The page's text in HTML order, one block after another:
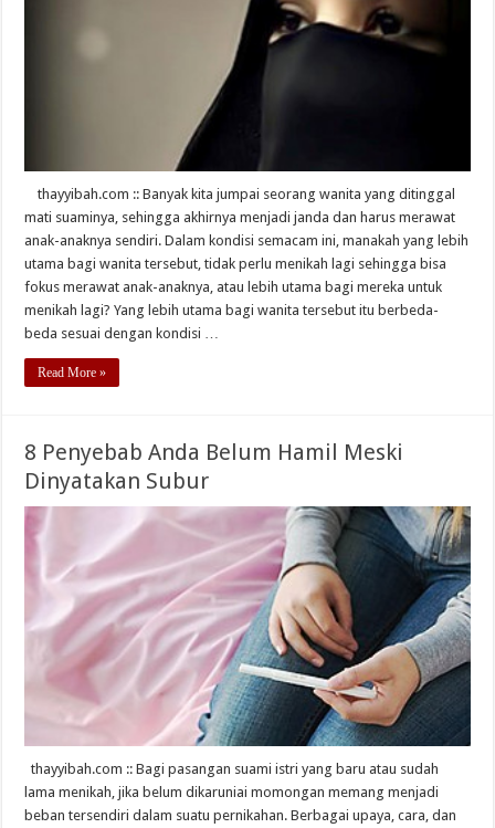
thayyibah.com :: Banyak kita jumpai seorang wanita yang ditinggal
mati suaminya, sehingga akhirnya menjadi janda dan harus merawat
anak-anaknya sendiri. Dalam kondisi semacam ini, manakah yang lebih
utama bagi wanita tersebut, tidak perlu menikah lagi sehingga bisa
fokus merawat anak-anaknya, atau lebih utama bagi mereka untuk
menikah lagi? Yang lebih utama bagi wanita tersebut itu berbeda-
beda sesuai dengan kondisi …
Read More »
8 Penyebab Anda Belum Hamil Meski
Dinyatakan Subur
thayyibah.com :: Bagi pasangan suami istri yang baru atau sudah
lama menikah, jika belum dikaruniai momongan memang menjadi
beban tersendiri dalam suatu pernikahan. Berbagai upaya, cara, dan